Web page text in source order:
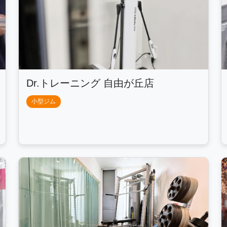
Dr.トレーニング 自由が丘店
小型ジム